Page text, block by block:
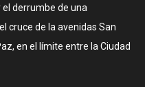
derrumbe de una
cruce de la avenidas San
en el límite entre la Ciudad